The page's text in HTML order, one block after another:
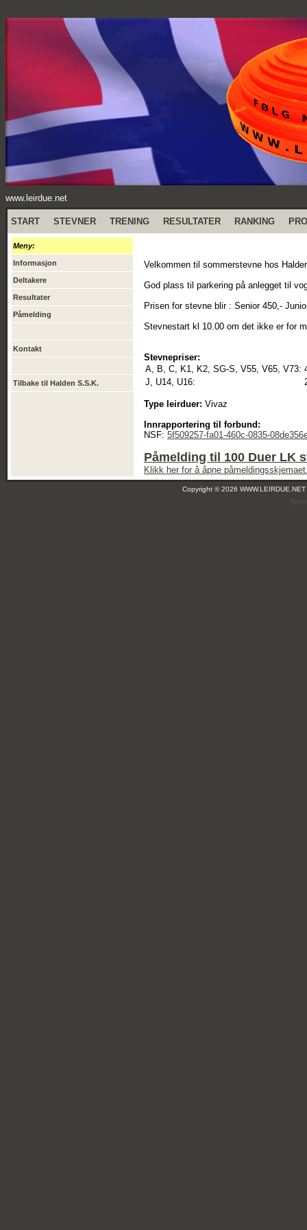
www.leirdue.net
START STEVNER TRENING RESULTATER RANKING
Meny:
Informasjon
Deltakere
Resultater
Påmelding
Kontakt
Tilbake til Halden S.S.K.
Velkommen til sommerstevne hos
God plass til parkering på anlegget til
Prisen for stevne blir : Senior 450,-
Stevnestart kl 10.00 om det ikke er for
Stevnepriser:
A, B, C, K1, K2, SG-S, V55, V65, V73:
J, U14, U16:
Type leirduer: Vivaz
Innrapportering til forbund:
NSF: 5f509257-fa01-460c-0835-
Påmelding til 100 Duer LK
Klikk her for å åpne
Copyright © 2026